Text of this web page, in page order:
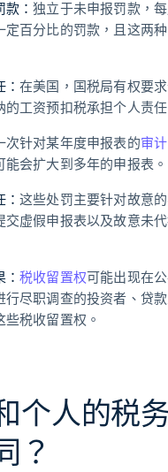
款：独立于未申报罚款，
定百分比的罚款，且这两
在美国，国税局有权要
的工资预扣税承担个人责任
次针对某年度申报表的审计
能会扩大到多年的申报表。
这些处罚主要针对故意
交虚假申报表以及故意未
税收留置权可能出现在
行尽职调查的投资者、贷
些税收留置权。
个人的税
？